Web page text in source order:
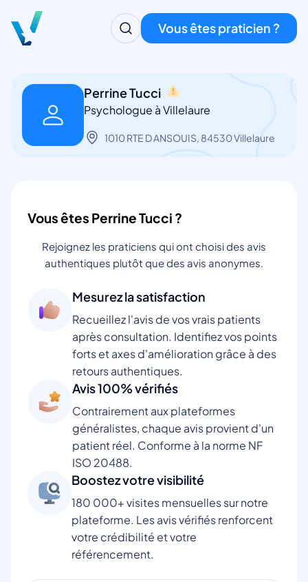
Vous êtes praticien ?
Perrine Tucci
Psychologue à Villelaure
1010 RTE D ANSOUIS, 84530 Villelaure
Vous êtes Perrine Tucci ?
Rejoignez les praticiens qui ont choisi des avis
authentiques plutôt que des avis anonymes.
Mesurez la satisfaction
Recueillez l'avis de vos vrais patients
après consultation. Identifiez vos points
forts et axes d'amélioration grâce à des
retours authentiques.
Avis 100% vérifiés
Contrairement aux plateformes
généralistes, chaque avis provient d'un
patient réel. Conforme à la norme NF
ISO 20488.
Boostez votre visibilité
180 000+ visites mensuelles sur notre
plateforme. Les avis vérifiés renforcent
votre crédibilité et votre
référencement.